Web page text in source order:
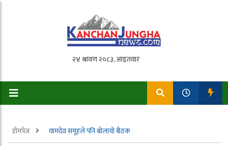
होमपेज वामदेव समूहले पनि बोलायो बैठक